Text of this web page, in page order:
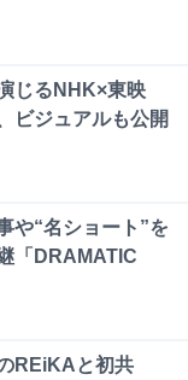
じるNHK×東映
ビジュアルも公開
や“名ショート”を
「DRAMATIC
REiKAと初共